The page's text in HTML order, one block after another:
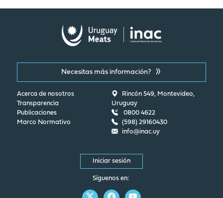
Necesitas más información?
Acerca de nosotros
Transparencia
Publicaciones
Marco Normativo
Rincón 549, Montevideo,
Uruguay
0800 4622
(598) 29160430
info@inac.uy
Iniciar sesión
Síguenos en: